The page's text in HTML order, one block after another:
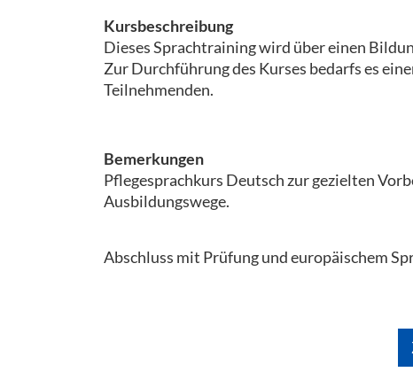
Kursbeschreibung
Dieses Sprachtraining wird über einen
Zur Durchführung des Kurses bedarfs es
Teilnehmenden.
Bemerkungen
Pflegesprachkurs Deutsch zur gezielten
Ausbildungswege.
Abschluss mit Prüfung und europäischem